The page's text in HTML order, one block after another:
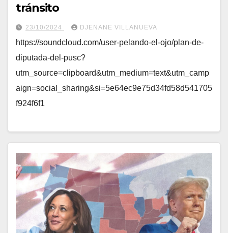
tránsito
23/10/2024 DJENANE VILLANUEVA
https://soundcloud.com/user-pelando-el-ojo/plan-de-
diputada-del-pusc?
utm_source=clipboard&utm_medium=text&utm_camp
aign=social_sharing&si=5e64ec9e75d34fd58d541705
f924f6f1